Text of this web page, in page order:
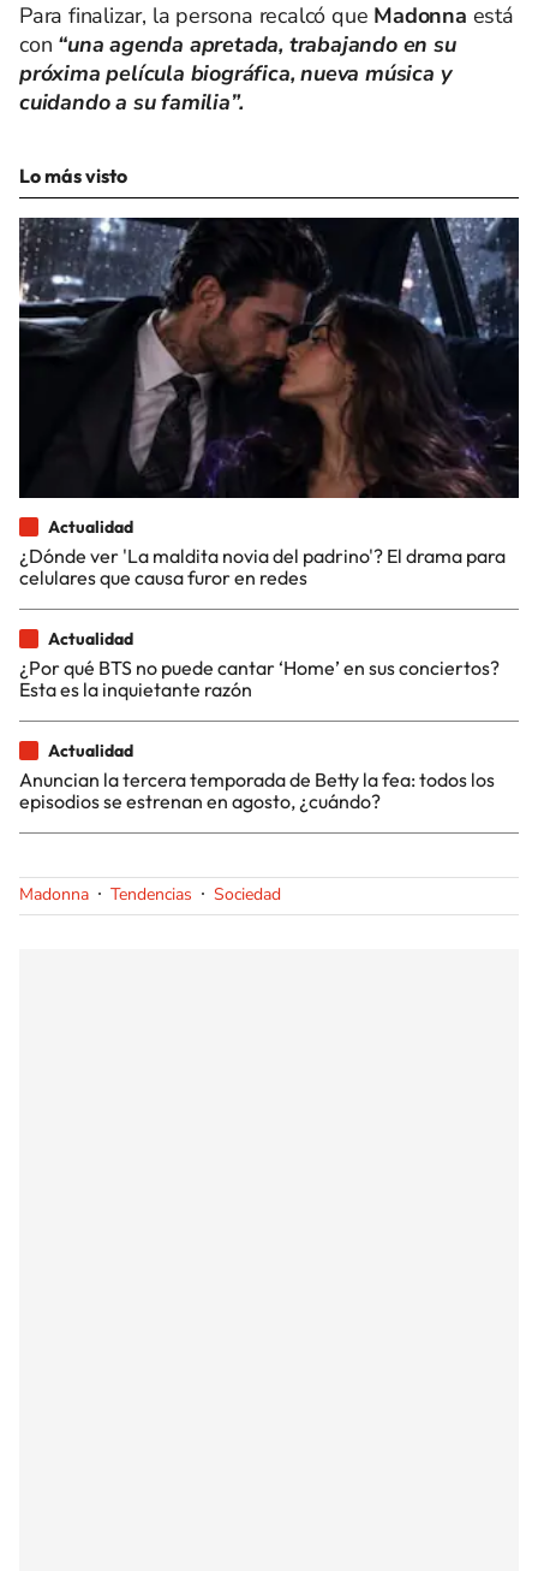
Para finalizar, la persona recalcó que Madonna está
con “una agenda apretada, trabajando en su
próxima película biográfica, nueva música y
cuidando a su familia”.
Lo más visto
Actualidad
¿Dónde ver 'La maldita novia del padrino'? El drama para
celulares que causa furor en redes
Actualidad
¿Por qué BTS no puede cantar ‘Home’ en sus conciertos?
Esta es la inquietante razón
Actualidad
Anuncian la tercera temporada de Betty la fea: todos los
episodios se estrenan en agosto, ¿cuándo?
Madonna Tendencias Sociedad